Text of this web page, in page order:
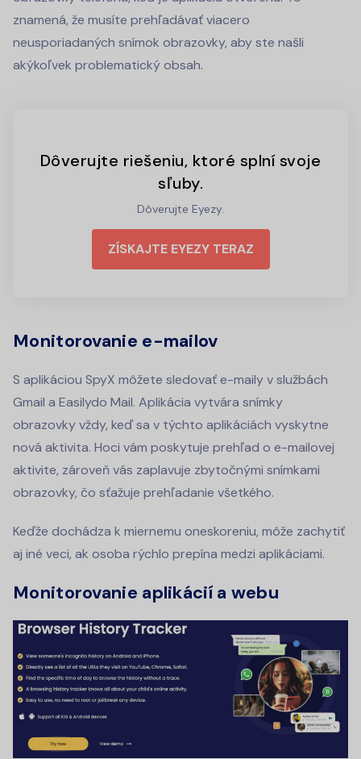
znamená, že musíte prehľadávať viacero
neusporiadaných snímok obrazovky, aby ste našli
akýkoľvek problematický obsah.
Dôverujte riešeniu, ktoré splní svoje
sľuby.
Dôverujte Eyezy.
ZÍSKAJTE EYEZY TERAZ
Monitorovanie e-mailov
S aplikáciou SpyX môžete sledovať e-maily v službách
Gmail a Easilydo Mail. Aplikácia vytvára snímky
obrazovky vždy, keď sa v týchto aplikáciách vyskytne
nová aktivita. Hoci vám poskytuje prehľad o e-mailovej
aktivite, zároveň vás zaplavuje zbytočnými snímkami
obrazovky, čo sťažuje prehľadanie všetkého.
Keďže dochádza k miernemu oneskoreniu, môže zachytiť
aj iné veci, ak osoba rýchlo prepína medzi aplikáciami.
Monitorovanie aplikácií a webu